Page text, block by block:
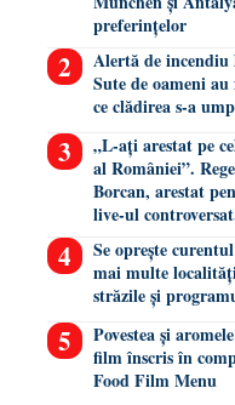
preferințelor
Alertă de
Sute de oameni
ce clădirea s-a
„L-ați arestat pe
al României”.
Borcan, arestat
live-ul
Se oprește
mai multe
străzile și
Povestea și
film înscris în
Food Film Menu